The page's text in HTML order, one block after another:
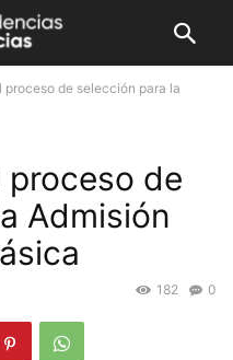
proceso de selección para la
proceso de
Admisión
0
182